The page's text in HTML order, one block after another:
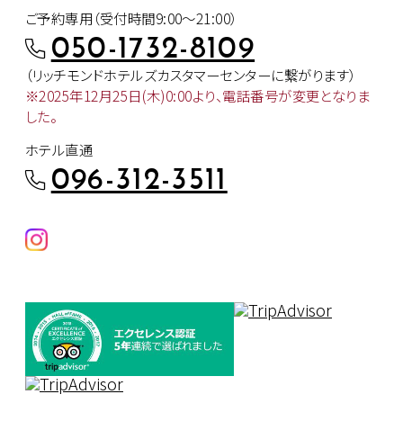
ご予約専用（受付時間9:00～21:00）
050-1732-8109
（リッチモンドホテルズカスタマーセンターに繋がります）
※2025年12月25日(木)0:00より、電話番号が変更となりま
した。
ホテル直通
096-312-3511